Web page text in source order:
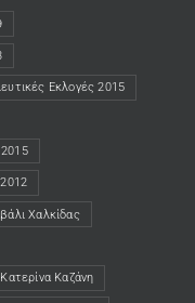
Εκλογές 2015
Χαλκίδας
Κατερίνα Καζάνη